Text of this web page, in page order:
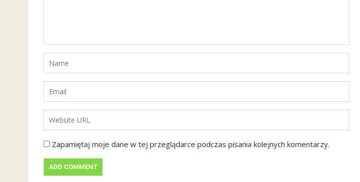
Zapamiętaj moje dane w tej przeglądarce podczas pisania kolejnych komentarzy.